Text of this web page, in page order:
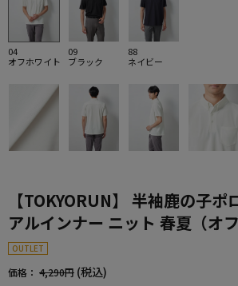
04
オフホワイト
09
ブラック
88
ネイビー
【TOKYORUN】 半袖鹿の子ポ
アルインナー ニット 春夏（オ
OUTLET
価格： 4,290円 (税込)